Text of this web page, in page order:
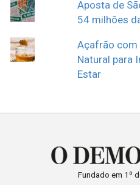
Aposta de
54 milhões
Açafrão com
Natural para
Estar
Fundado em 1º